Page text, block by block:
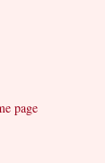
page